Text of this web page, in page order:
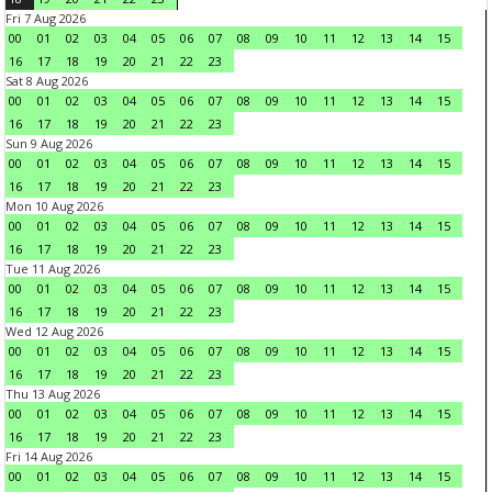
Fri 7 Aug 2026
00
01 02 03 04 05 06 07 08 09 10 11 12 13 14
15
16
17 18 19 20 21 22
23
Sat 8 Aug 2026
00
01 02 03 04 05 06 07 08 09 10 11 12 13 14
15
16
17 18 19 20 21 22
23
Sun 9 Aug 2026
00
01 02 03 04 05 06 07 08 09 10 11 12 13 14
15
16
17 18 19 20 21 22
23
Mon 10 Aug 2026
00
01 02 03 04 05 06 07 08 09 10 11 12 13 14
15
16
17 18 19 20 21 22
23
Tue 11 Aug 2026
00
01 02 03 04 05 06 07 08 09 10 11 12 13 14
15
16
17 18 19 20 21 22
23
Wed 12 Aug 2026
00
01 02 03 04 05 06 07 08 09 10 11 12 13 14
15
16
17 18 19 20 21 22
23
Thu 13 Aug 2026
00
01 02 03 04 05 06 07 08 09 10 11 12 13 14
15
16
17 18 19 20 21 22
23
Fri 14 Aug 2026
00
01 02 03 04 05 06 07 08 09 10 11 12 13 14
15